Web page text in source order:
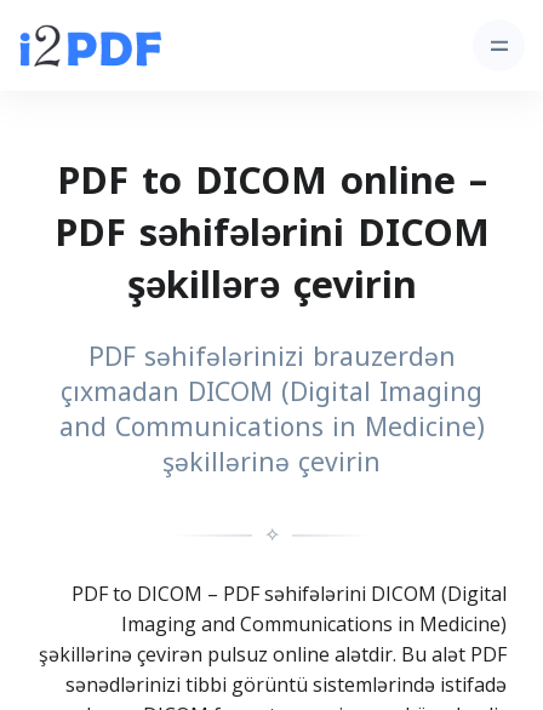
PDF to DICOM online –
PDF səhifələrini DICOM
şəkillərə çevirin
PDF səhifələrinizi brauzerdən
çıxmadan DICOM (Digital Imaging
and Communications in Medicine)
şəkillərinə çevirin
✧
PDF to DICOM – PDF səhifələrini DICOM (Digital
Imaging and Communications in Medicine)
şəkillərinə çevirən pulsuz online alətdir. Bu alət PDF
sənədlərinizi tibbi görüntü sistemlərində istifadə